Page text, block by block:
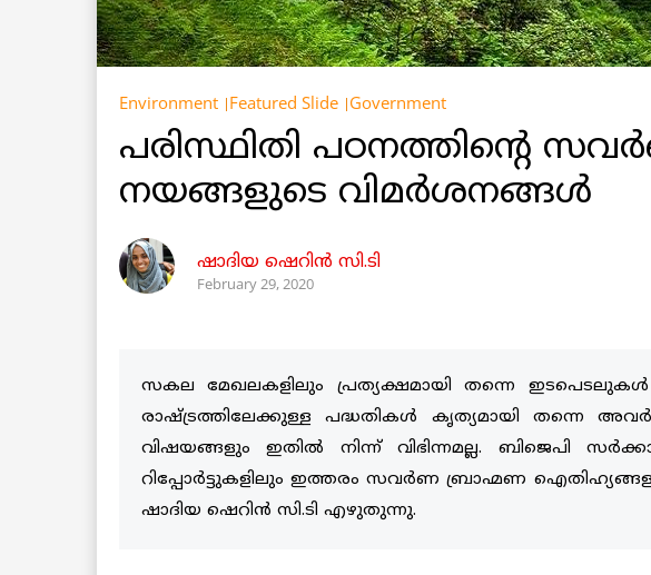
Environment Featured Slide Government
പരിസ്ഥിതി പഠനത്തിൻ്റെ
നയങ്ങളുടെ വിമർശനങ്ങൾ
ഷാദിയ ഷെറിൻ സി.ടി
February 29, 2020
സകല മേഖലകളിലും പ്രത്യക്ഷമായി തന്നെ
രാഷ്ട്രത്തിലേക്കുള്ള പദ്ധതികൾ കൃത്യമായി തന്നെ അവർ
വിഷയങ്ങളും ഇതിൽ നിന്ന് വിഭിന്നമല്ല. ബിജെപി
റിപ്പോർട്ടുകളിലും ഇത്തരം സവർണ ബ്രാഹ്മണ
ഷാദിയ ഷെറിൻ സി.ടി എഴുതുന്നു.